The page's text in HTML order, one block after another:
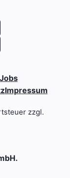
Jobs
Impressum
zzgl.